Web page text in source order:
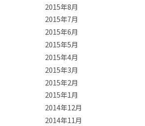
2015年8月
2015年7月
2015年6月
2015年5月
2015年4月
2015年3月
2015年2月
2015年1月
2014年12月
2014年11月